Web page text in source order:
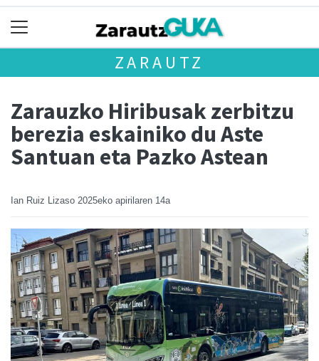
ZARAUTZ
Zarauzko Hiribusak zerbitzu
berezia eskainiko du Aste
Santuan eta Pazko Astean
Ian Ruiz Lizaso 2025eko apirilaren 14a